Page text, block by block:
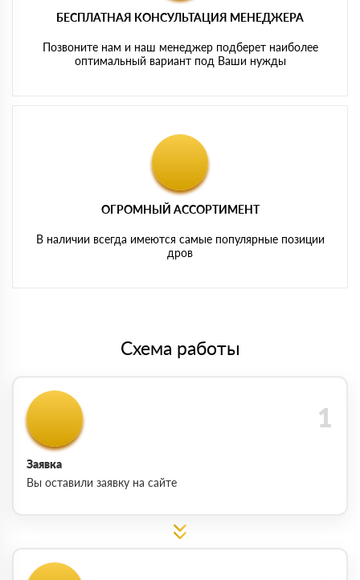
БЕСПЛАТНАЯ КОНСУЛЬТАЦИЯ МЕНЕДЖЕРА
Позвоните нам и наш менеджер подберет наиболее
оптимальный вариант под Ваши нужды
ОГРОМНЫЙ АССОРТИМЕНТ
В наличии всегда имеются самые популярные позиции
дров
Схема работы
Заявка
Вы оставили заявку на сайте